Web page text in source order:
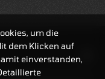
um die
dem Klicken auf
einverstanden,